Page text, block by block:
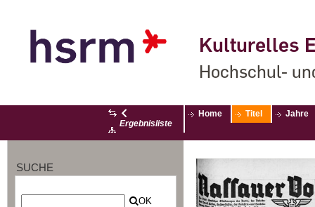
Kulturelles
Hochschul-
Ergebnisliste
Home Titel Jahre
SUCHE
OK